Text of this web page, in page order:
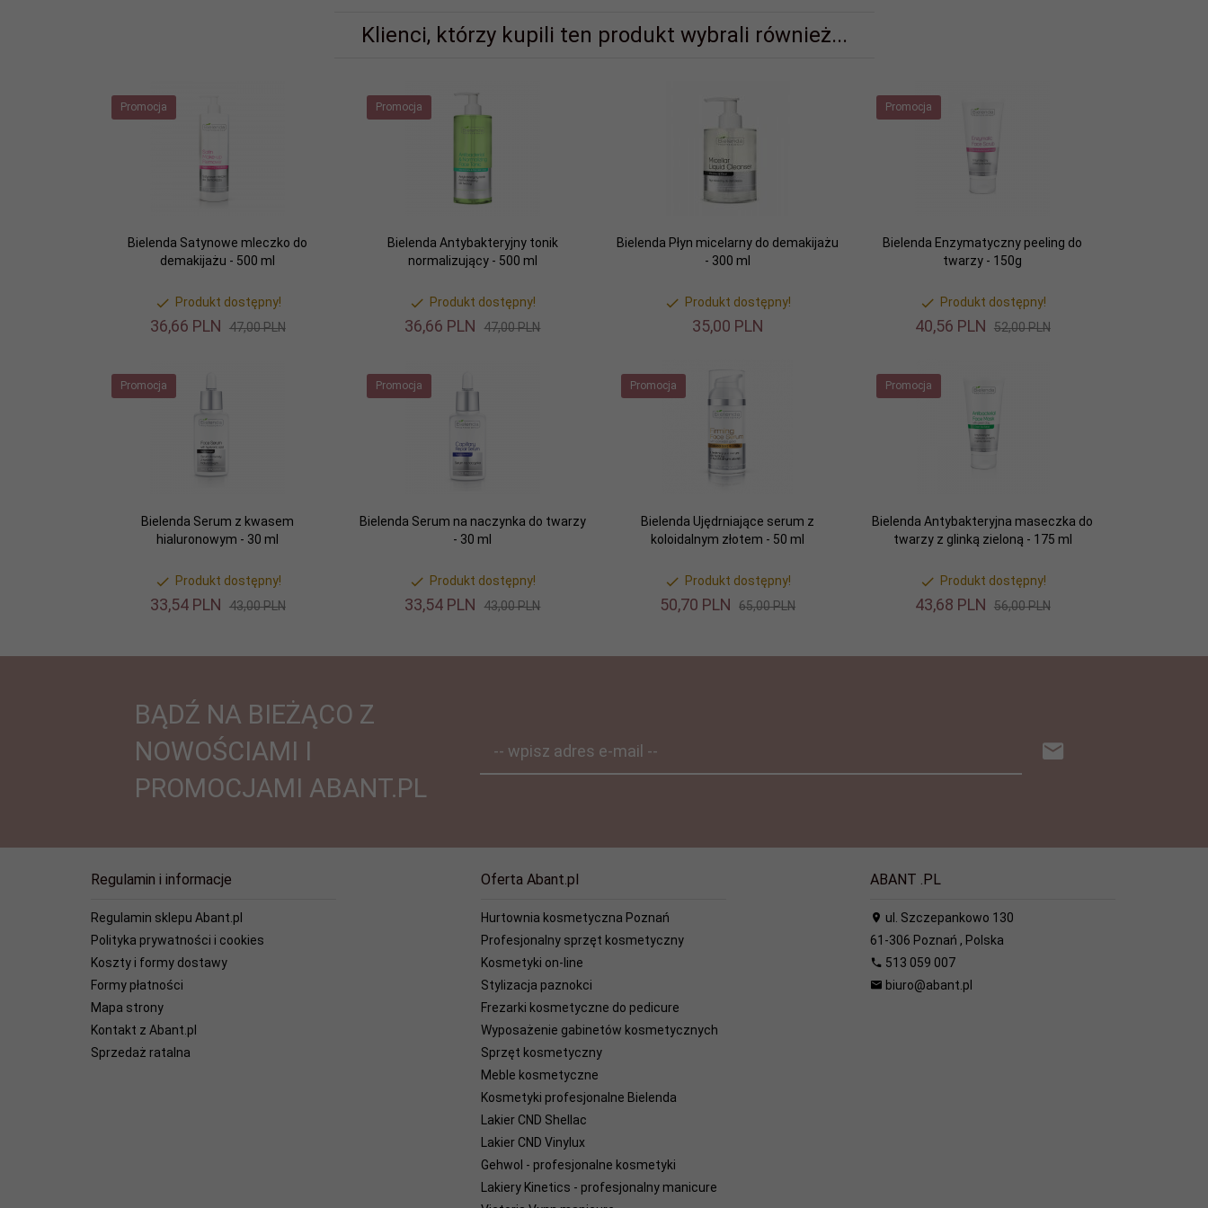
Klienci, którzy kupili ten produkt wybrali również...
Promocja
Bielenda Satynowe mleczko do
demakijażu - 500 ml
Produkt dostępny!
36,66 PLN 47,00 PLN
Promocja
Bielenda Antybakteryjny tonik
normalizujący - 500 ml
Produkt dostępny!
36,66 PLN 47,00 PLN
Bielenda Płyn micelarny do demakijażu
- 300 ml
Produkt dostępny!
35,00 PLN
Promocja
Bielenda Enzymatyczny peeling do
twarzy - 150g
Produkt dostępny!
40,56 PLN 52,00 PLN
Promocja
Bielenda Serum z kwasem
hialuronowym - 30 ml
Produkt dostępny!
33,54 PLN 43,00 PLN
Promocja
Bielenda Serum na naczynka do twarzy
- 30 ml
Produkt dostępny!
33,54 PLN 43,00 PLN
Promocja
Bielenda Ujędrniające serum z
koloidalnym złotem - 50 ml
Produkt dostępny!
50,70 PLN 65,00 PLN
Promocja
Bielenda Antybakteryjna maseczka do
twarzy z glinką zieloną - 175 ml
Produkt dostępny!
43,68 PLN 56,00 PLN
BĄDŹ NA BIEŻĄCO Z
NOWOŚCIAMI I
PROMOCJAMI ABANT.PL
-- wpisz adres e-mail --
Regulamin i informacje
Regulamin sklepu Abant.pl
Polityka prywatności i cookies
Koszty i formy dostawy
Formy płatności
Mapa strony
Kontakt z Abant.pl
Sprzedaż ratalna
Oferta Abant.pl
Hurtownia kosmetyczna Poznań
Profesjonalny sprzęt kosmetyczny
Kosmetyki on-line
Stylizacja paznokci
Frezarki kosmetyczne do pedicure
Wyposażenie gabinetów kosmetycznych
Sprzęt kosmetyczny
Meble kosmetyczne
Kosmetyki profesjonalne Bielenda
Lakier CND Shellac
Lakier CND Vinylux
Gehwol - profesjonalne kosmetyki
Lakiery Kinetics - profesjonalny manicure
ABANT .PL
ul. Szczepankowo 130
61-306 Poznań , Polska
513 059 007
biuro@abant.pl